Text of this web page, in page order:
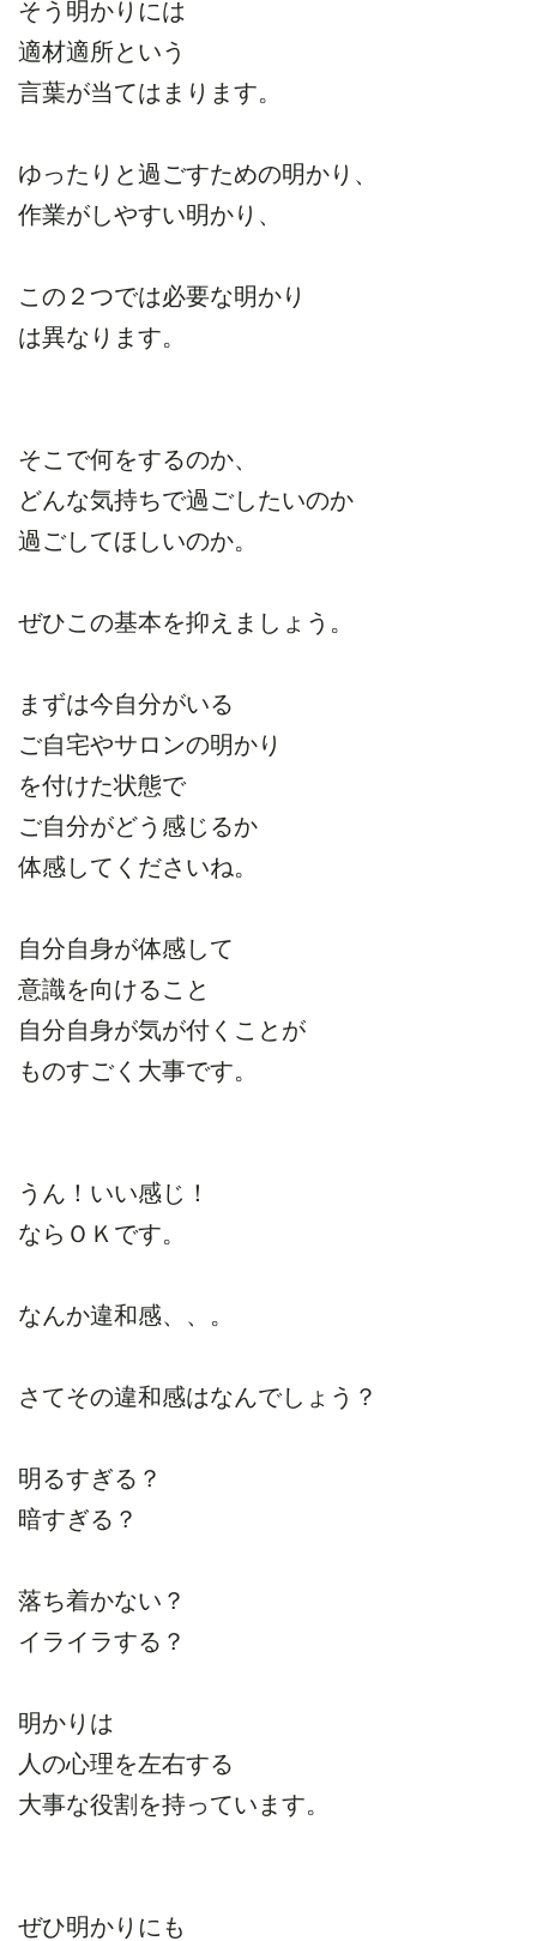
そう明かりには
適材適所という
言葉が当てはまります。
ゆったりと過ごすための明かり、
作業がしやすい明かり、
この２つでは必要な明かり
は異なります。
そこで何をするのか、
どんな気持ちで過ごしたいのか
過ごしてほしいのか。
ぜひこの基本を抑えましょう。
まずは今自分がいる
ご自宅やサロンの明かり
を付けた状態で
ご自分がどう感じるか
体感してくださいね。
自分自身が体感して
意識を向けること
自分自身が気が付くことが
ものすごく大事です。
うん！いい感じ！
ならＯＫです。
なんか違和感、、。
さてその違和感はなんでしょう？
明るすぎる？
暗すぎる？
落ち着かない？
イライラする？
明かりは
人の心理を左右する
大事な役割を持っています。
ぜひ明かりにも